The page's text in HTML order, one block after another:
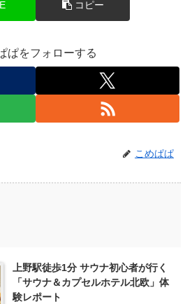
コピー
ぱをフォローする
こめぱぱ
上野駅徒歩1分 サウナ初心者が行く
「サウナ＆カプセルホテル北欧」体
験レポート